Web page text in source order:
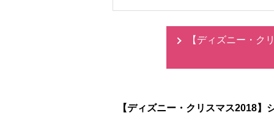
【ディズニー・ク
【ディズニー・クリスマス2018】